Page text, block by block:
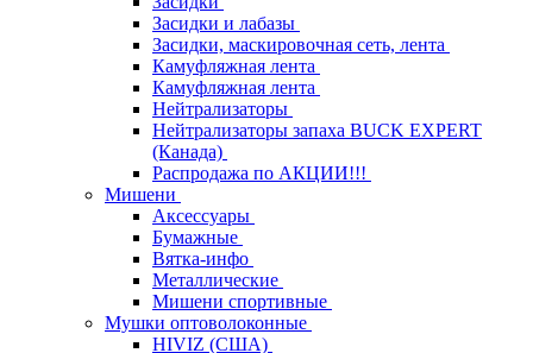
Засидки и лабазы
Засидки, маскировочная сеть, лента
Камуфляжная лента
Камуфляжная лента
Нейтрализаторы
Нейтрализаторы запаха BUCK EXPERT
(Канада)
Распродажа по АКЦИИ!!!
Мишени
Аксессуары
Бумажные
Вятка-инфо
Металлические
Мишени спортивные
Мушки оптоволоконные
HIVIZ (США)